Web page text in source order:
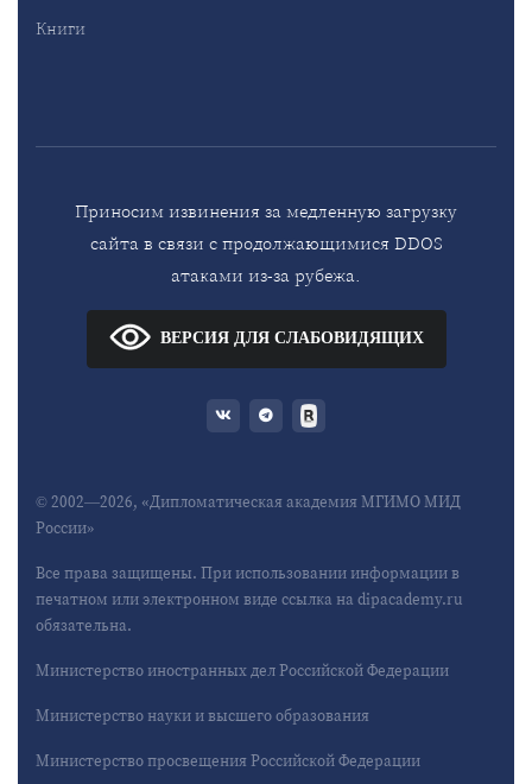
Книги
Приносим извинения за медленную загрузку
сайта в связи с продолжающимися DDOS
атаками из-за рубежа.
ВЕРСИЯ ДЛЯ СЛАБОВИДЯЩИХ
© 2002—2026, «Дипломатическая академия МГИМО МИД
России»
Все права защищены. При использовании информации в
печатном или электронном виде ссылка на dipacademy.ru
обязательна.
Министерство иностранных дел Российской Федерации
Министерство науки и высшего образования
Министерство просвещения Российской Федерации